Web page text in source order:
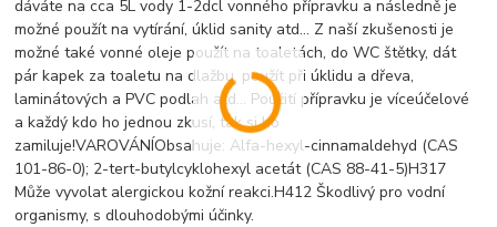
dáváte na cca 5L vody 1-2dcl vonného přípravku a následně je
možné použít na vytírání, úklid sanity atd... Z naší zkušenosti je
možné také vonné oleje použít na toaletách, do WC štětky, dát
pár kapek za toaletu na dlažbu, použít při úklidu a dřeva,
laminátových a PVC podlah atd... Použití přípravku je víceúčelové
a každý kdo ho jednou zkusí, tak si ho
zamiluje!VAROVÁNÍObsahuje: Alfa-hexyl-cinnamaldehyd (CAS
101-86-0); 2-tert-butylcyklohexyl acetát (CAS 88-41-5)H317
Může vyvolat alergickou kožní reakci.H412 Škodlivý pro vodní
organismy, s dlouhodobými účinky.